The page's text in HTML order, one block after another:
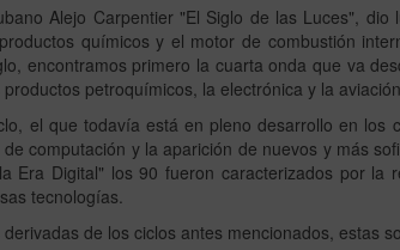
Alejo Carpentier "El Siglo de las Luces",
químicos y el motor de combustión
encontramos primero la cuarta onda que va
petroquímicos, la electrónica y la
el que todavía está en pleno desarrollo en los
computación y la aparición de nuevos y más
Era Digital" los 90 fueron caracterizados por la
tecnologías.
de los ciclos antes mencionados, estas